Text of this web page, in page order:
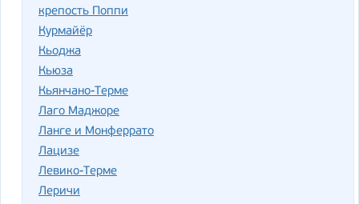
крепость Поппи
Курмайёр
Кьоджа
Кьюза
Кьянчано-Терме
Лаго Маджоре
Ланге и Монферрато
Лацизе
Левико-Терме
Леричи